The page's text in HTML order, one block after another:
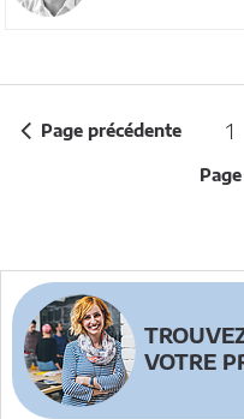
Page précédente 1
VOTRE